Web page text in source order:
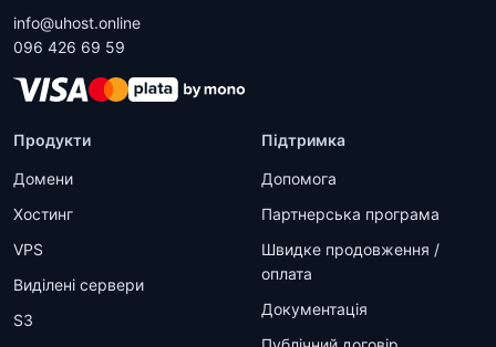
info@uhost.online
096 426 69 59
Продукти
Домени
Хостинг
VPS
Виділені сервери
S3
Підтримка
Допомога
Партнерська програма
Швидке продовження /
оплата
Документація